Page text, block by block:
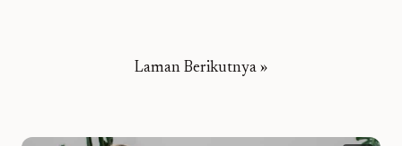
Laman Berikutnya »